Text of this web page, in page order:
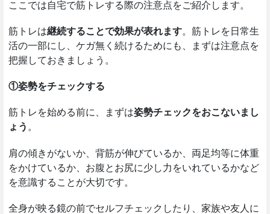
ここでは自宅で筋トレする際の注意点をご紹介します。
筋トレは継続することで効果が表れます。筋トレを日常生
活の一部にし、ケガ無く続けるためにも、まずは注意点を
把握しておきましょう。
①姿勢をチェックする
筋トレを始める前に、まずは姿勢チェックをおこないまし
ょう 。
肩の傾きがないか、背筋が伸びているか、両足均等に体重
をかけているか、お腹とお尻に少し力をいれているかなど
を意識することが大切です。
全身が映る鏡の前でセルフチェックしたり、家族や友人に